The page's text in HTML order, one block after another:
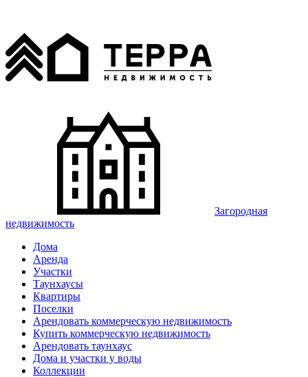
Загородная
недвижимость
Дома
Аренда
Участки
Таунхаусы
Квартиры
Поселки
Арендовать коммерческую недвижимость
Купить коммерческую недвижимость
Арендовать таунхаус
Дома и участки у воды
Коллекции